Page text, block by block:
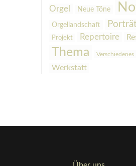
Orgel Neue Töne
Orgellandschaft
Projekt Repertoire
Thema Verschiedenes
Werkstatt